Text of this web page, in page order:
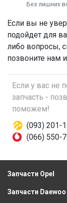
Без лишних
Если вы не
подойдет для
либо вопросы,
позвоните нам
Если у вас не
запчасть -
поможем!
(093) 201-
(066) 550-
Запчасти Opel
Запчасти Daewoo